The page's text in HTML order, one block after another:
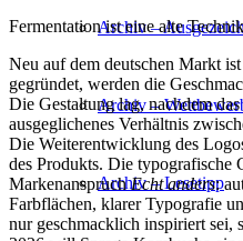
Archiv –
Archiv –
Archiv – Lesetipp
Fermentation ist eine alte
Neu auf dem deutschen Markt
gegründet, werden die
Die Gestaltung lag, nachdem
ausgeglichenes Verhältnis
Die Weiterentwicklung des
des Produkts. Die typografische
MarkenanspruchEcht anders:
Farbflächen, klarer Typografie
nur geschmacklich inspiriert sei,